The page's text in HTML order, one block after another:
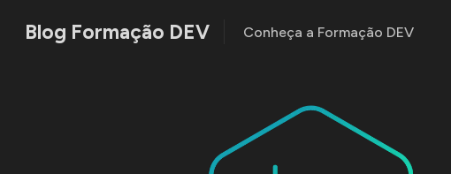
Blog Formação DEV Conheça a Formação DEV